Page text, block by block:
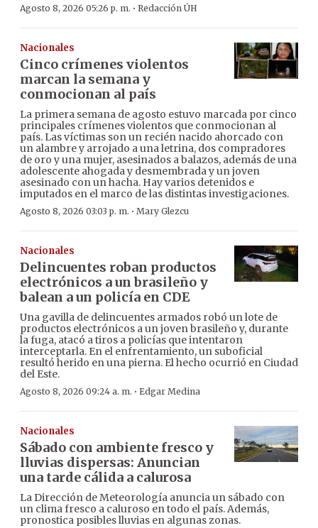
Agosto 8, 2026 05:26 p. m. · Redacción ÚH
Nacionales
Cinco crímenes violentos
marcan la semana y
conmocionan al país
La primera semana de agosto estuvo marcada por cinco
principales crímenes violentos que conmocionan al
país. Las víctimas son un recién nacido ahorcado con
un alambre y arrojado a una letrina, dos compradores
de oro y una mujer, asesinados a balazos, además de una
adolescente ahogada y desmembrada y un joven
asesinado con un hacha. Hay varios detenidos e
imputados en el marco de las distintas investigaciones.
Agosto 8, 2026 03:03 p. m. · Mary Glezcu
Nacionales
Delincuentes roban productos
electrónicos a un brasileño y
balean a un policía en CDE
Una gavilla de delincuentes armados robó un lote de
productos electrónicos a un joven brasileño y, durante
la fuga, atacó a tiros a policías que intentaron
interceptarla. En el enfrentamiento, un suboficial
resultó herido en una pierna. El hecho ocurrió en Ciudad
del Este.
Agosto 8, 2026 09:24 a. m. · Edgar Medina
Nacionales
Sábado con ambiente fresco y
lluvias dispersas: Anuncian
una tarde cálida a calurosa
La Dirección de Meteorología anuncia un sábado con
un clima fresco a caluroso en todo el país. Además,
pronostica posibles lluvias en algunas zonas.